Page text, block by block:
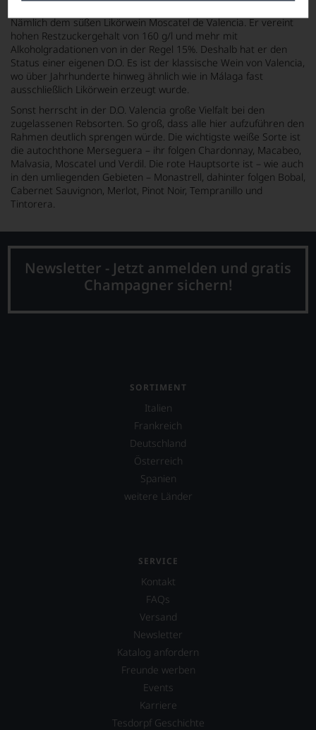
Nämlich dem süßen Likörwein Moscatel de Valencia. Er vereint
hohen Restzuckergehalt von 160 g/l und mehr mit
Alkoholgradationen von in der Regel 15%. Deshalb hat er den
Status einer eigenen D.O. Es ist der klassische Wein von Valencia,
wo über Jahrhunderte hinweg ähnlich wie in Málaga fast
ausschließlich Likörwein erzeugt wurde.
Sonst herrscht in der D.O. Valencia große Vielfalt bei den
zugelassenen Rebsorten. So groß, dass alle hier aufzuführen den
Rahmen deutlich sprengen würde. Die wichtigste weiße Sorte ist
die autochthone Merseguera – ihr folgen Chardonnay, Macabeo,
Malvasia, Moscatel und Verdil. Die rote Hauptsorte ist – wie auch
in den umliegenden Gebieten – Monastrell, dahinter folgen Bobal,
Cabernet Sauvignon, Merlot, Pinot Noir, Tempranillo und
Tintorera.
Newsletter - Jetzt anmelden und gratis
Champagner sichern!
SORTIMENT
Italien
Frankreich
Deutschland
Österreich
Spanien
weitere Länder
SERVICE
Kontakt
FAQs
Versand
Newsletter
Katalog anfordern
Freunde werben
Events
Karriere
Tesdorpf Geschichte